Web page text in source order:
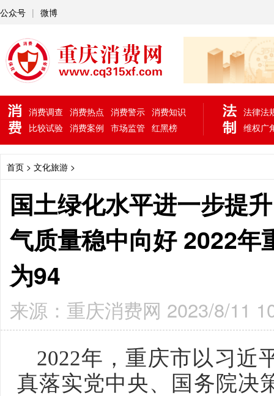
公众号 | 微博
消费调查 消费热点 消费警示 消费知识
比较试验 消费案例 市场监管 红黑榜
法律法
维权广
首页 > 文化旅游 >
国土绿化水平进一步提
气质量稳中向好 2022年
为94
来源：重庆消费网 2023/8/11
2022年，重庆市以习近
真落实党中央、国务院决